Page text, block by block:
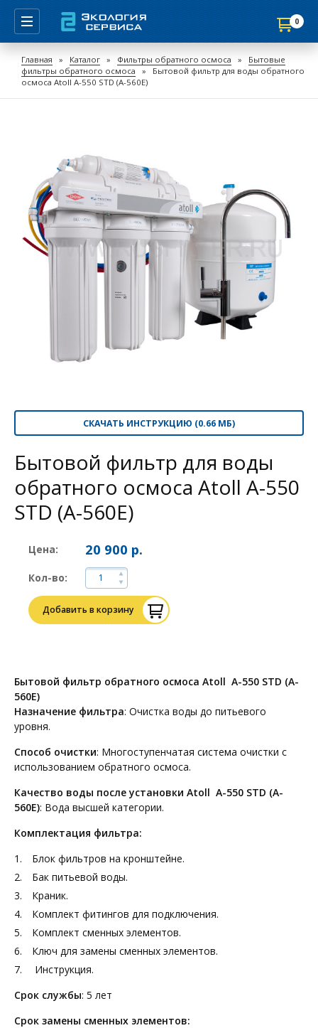
0
Главная » Каталог » Фильтры обратного осмоса »
Бытовые
фильтры обратного осмоса
»
Бытовой фильтр для воды обратного
осмоса Atoll A-550 STD (A-560E)
СКАЧАТЬ ИНСТРУКЦИЮ (0.66 МБ)
Бытовой фильтр для воды
обратного осмоса Atoll A-550
STD (A-560E)
Цена: 20 900 р.
Кол-во:
Добавить в корзину
Бытовой фильтр обратного осмоса Atoll A-550 STD (A-
560E)
Назначение фильтра: Очистка воды до питьевого
уровня.
Способ очистки: Многоступенчатая система очистки с
использованием обратного осмоса.
Качество воды после установки Atoll A-550 STD (A-
560E): Вода высшей категории.
Комплектация фильтра:
Блок фильтров на кронштейне.
Бак питьевой воды.
Краник.
Комплект фитингов для подключения.
Комплект сменных элементов.
Ключ для замены сменных элементов.
Инструкция.
Срок службы: 5 лет
Срок замены сменных элементов:
Продолжить покупки
Перейти в корзину